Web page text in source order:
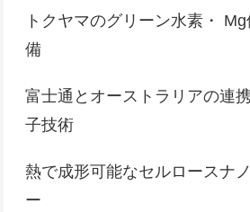
トクヤマのグリーン水素・
備
富士通とオーストラリアの連
子技術
熱で成形可能なセルロースナ
ー